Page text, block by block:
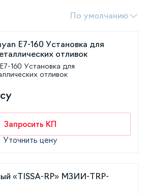
По умолчанию
160 Установка для
отливок
Запросить КП
Уточнить цену